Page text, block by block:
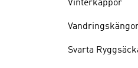
Vinterkappor
Svarta